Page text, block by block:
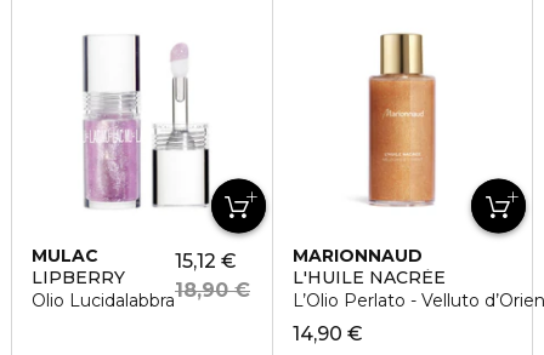
MULAC
LIPBERRY
Olio Lucidalabbra
15,12 €
18,90 €
MARIONNAUD
L'HUILE NACRÈE
L’Olio Perlato - Velluto
14,90 €